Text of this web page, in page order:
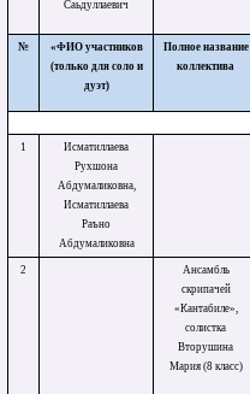
Саьдуллаевич
№
«ФИО участников
(только для соло и
дуэт)
Полное название
коллектива
1
Исматиллаева
Рухшона
Абдумаликовна,
Исматиллаева
Раъно
Абдумаликовна
2
Ансамбль
скрипачей
«Кантабиле»,
солистка
Вторушина
Мария (8 класс)